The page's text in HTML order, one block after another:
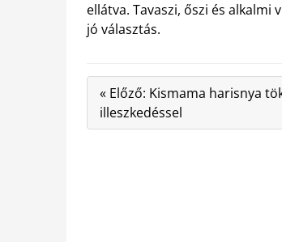
ellátva. Tavaszi, őszi és
jó választás.
« Előző: Kismama harisnya
illeszkedéssel